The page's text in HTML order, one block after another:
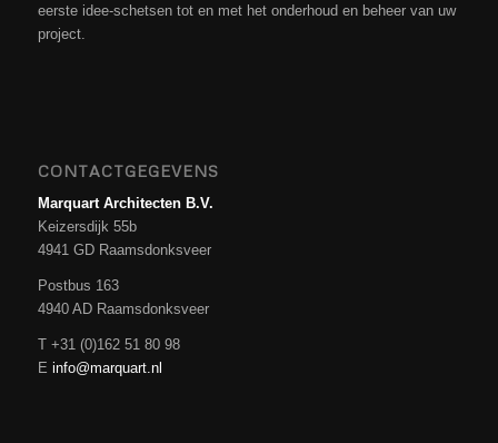
eerste idee-schetsen tot en met het onderhoud en beheer van uw
project.
CONTACTGEGEVENS
Marquart Architecten B.V.
Keizersdijk 55b
4941 GD Raamsdonksveer
Postbus 163
4940 AD Raamsdonksveer
T +31 (0)162 51 80 98
E info@marquart.nl